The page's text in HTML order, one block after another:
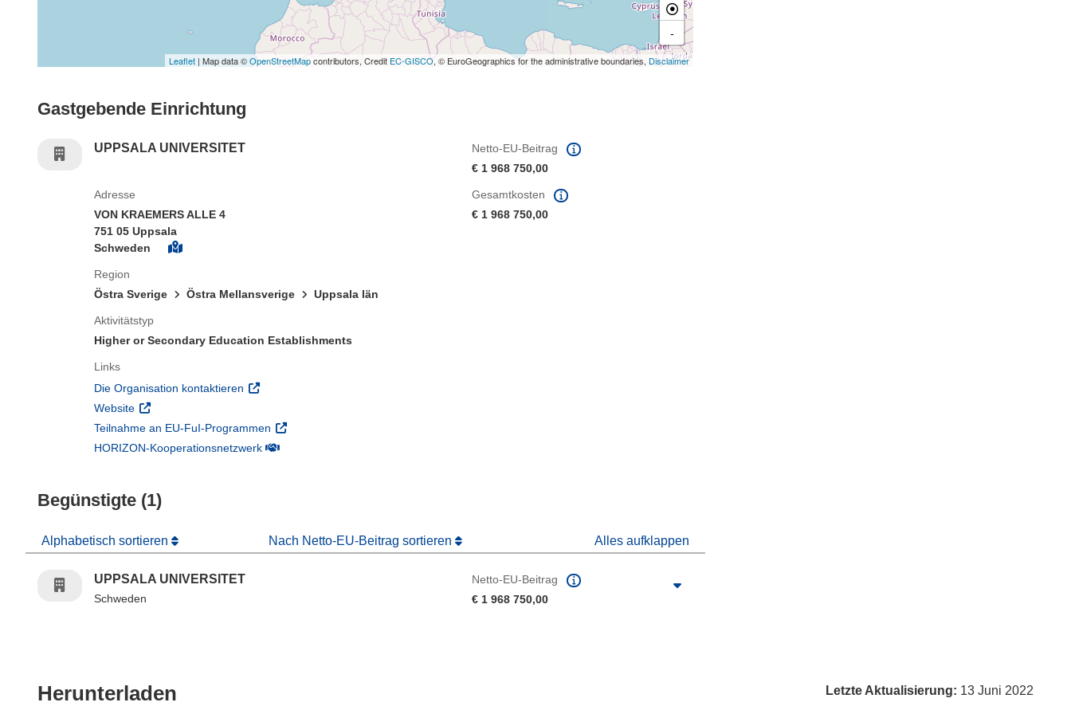
-
Leaflet | Map data ©OpenStreetMapcontributors, Credit EC-GISCO, © EuroGeographics for the administrative boundaries, Disclaimer
Gastgebende Einrichtung
UPPSALA UNIVERSITET
Netto-EU-Beitrag
€ 1 968 750,00
Adresse
VON KRAEMERS ALLE 4
751 05 Uppsala
Schweden
Region
Östra Sverige
Östra Mellansverige Uppsala län
Aktivitätstyp
Higher or Secondary Education Establishments
Links
Die Organisation kontaktieren (öffnet in neuem Fenster)
Website (öffnet in neuem Fenster)
Teilnahme an EU-FuI-Programmen (öffnet in neuem Fenster)
HORIZON-Kooperationsnetzwerk(öffnet in neuem Fenster)
Gesamtkosten
€ 1 968 750,00
Begünstigte (1)
Alphabetisch sortieren Nach Netto-EU-Beitrag sortieren Alles aufklappen
UPPSALA UNIVERSITET
Schweden
Netto-EU-Beitrag
€ 1 968 750,00
Herunterladen Letzte Aktualisierung: 13 Juni 2022